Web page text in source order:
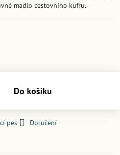
madlo cestovního kufru.
Do košíku
pes
Doručení